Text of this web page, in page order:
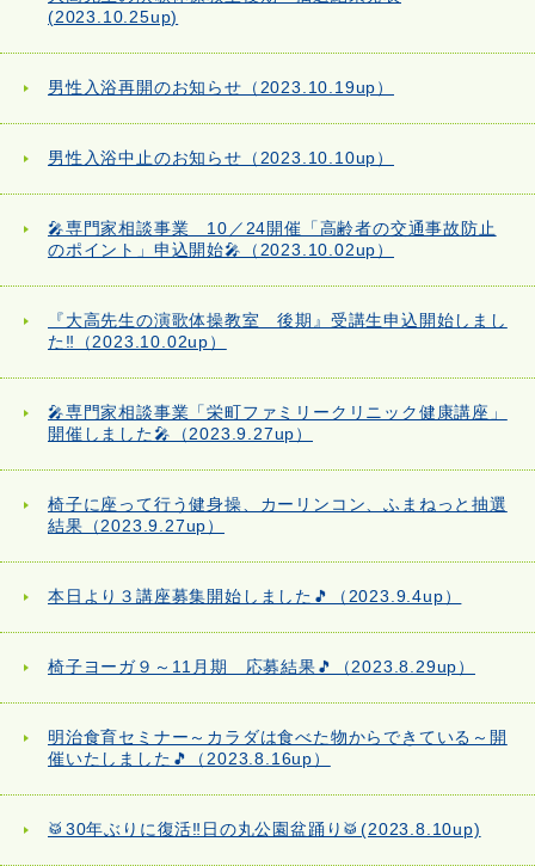
(2023.10.25up)
男性入浴再開のお知らせ（2023.10.19up）
男性入浴中止のお知らせ（2023.10.10up）
🎤専門家相談事業 10／24開催「高齢者の交通事故防止
のポイント」申込開始🎤（2023.10.02up）
『大高先生の演歌体操教室 後期』受講生申込開始しまし
た‼（2023.10.02up）
🎤専門家相談事業「栄町ファミリークリニック健康講座」
開催しました🎤（2023.9.27up）
椅子に座って行う健身操、カーリンコン、ふまねっと抽選
結果（2023.9.27up）
本日より３講座募集開始しました🎵（2023.9.4up）
椅子ヨーガ９～11月期 応募結果🎵（2023.8.29up）
明治食育セミナー～カラダは食べた物からできている～開
催いたしました🎵（2023.8.16up）
🥁30年ぶりに復活‼日の丸公園盆踊り🥁(2023.8.10up)